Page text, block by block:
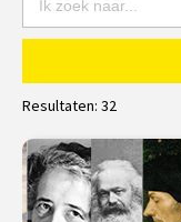
Resultaten: 32